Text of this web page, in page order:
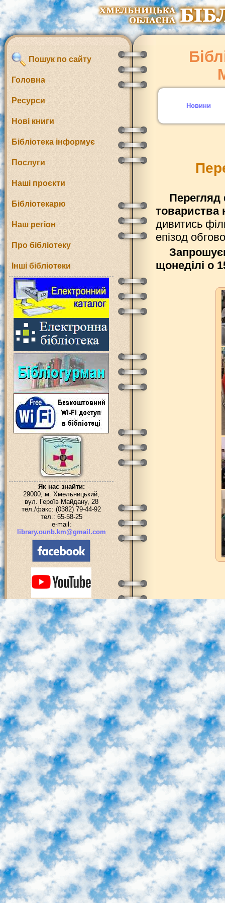
Пошук по сайту
Головна
Ресурси
Нові книги
Бібліотека інформує
Послуги
Наші проєкти
Бібліотекарю
Наш регіон
Про бібліотеку
Інші бібліотеки
Як нас знайти:
29000, м. Хмельницький,
вул. Героїв Майдану, 28
тел./факс: (0382) 79-44-92
тел.: 65-58-25
e-mail:
library.ounb.km@gmail.com
Новини
товариства
дивитись
епізод
щонеділі о